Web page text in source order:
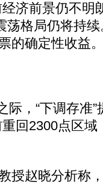
济前景仍不明
荡格局仍将持
的确定性收益
，“下调存准”
回2300点区
赵晓分析称